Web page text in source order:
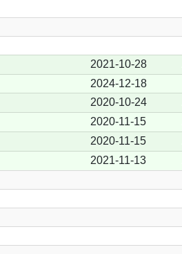
2021-10-28
2024-12-18
2020-10-24
2020-11-15
2020-11-15
2021-11-13